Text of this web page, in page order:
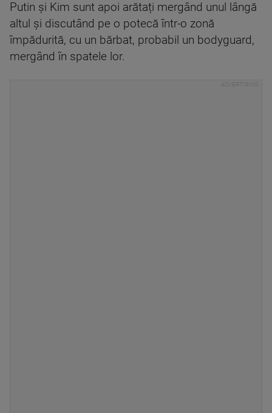
Putin și Kim sunt apoi arătați mergând unul lângă
altul și discutând pe o potecă într-o zonă
împădurită, cu un bărbat, probabil un bodyguard,
mergând în spatele lor.